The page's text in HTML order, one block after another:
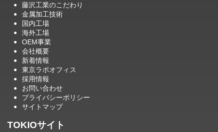
藤沢工業のこだわり
金属加工技術
国内工場
海外工場
OEM事業
会社概要
新着情報
東京ラボオフィス
採用情報
お問い合わせ
プライバシーポリシー
サイトマップ
TOKIOサイト